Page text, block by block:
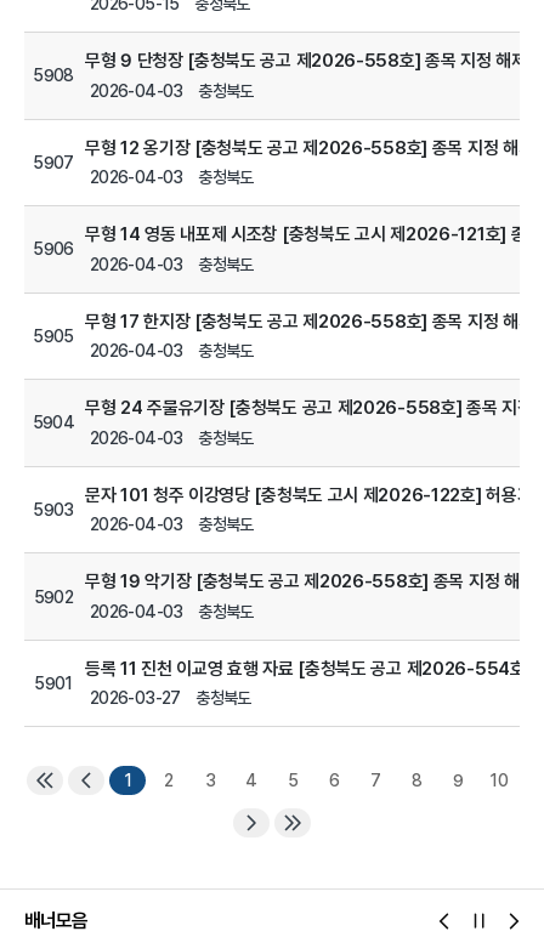
5908
무형 9 단청장 [충청북도 공고 제2026-558호] 종목 지정 해제
2026-04-03 충청북도
5907
무형 12 옹기장 [충청북도 공고 제2026-558호] 종목 지정 해제
2026-04-03 충청북도
5906
무형 14 영동 내포제 시조창 [충청북도 고시 제2026-121호] 종목
2026-04-03 충청북도
5905
무형 17 한지장 [충청북도 공고 제2026-558호] 종목 지정 해제
2026-04-03 충청북도
5904
무형 24 주물유기장 [충청북도 공고 제2026-558호] 종목 지정
2026-04-03 충청북도
5903
문자 101 청주 이강영당 [충청북도 고시 제2026-122호] 허용기
2026-04-03 충청북도
5902
무형 19 악기장 [충청북도 공고 제2026-558호] 종목 지정 해제
2026-04-03 충청북도
5901
등록 11 진천 이교영 효행 자료 [충청북도 공고 제2026-554호]
2026-03-27 충청북도
1 2 3 4 5 6 7 8 9 10
배너모음